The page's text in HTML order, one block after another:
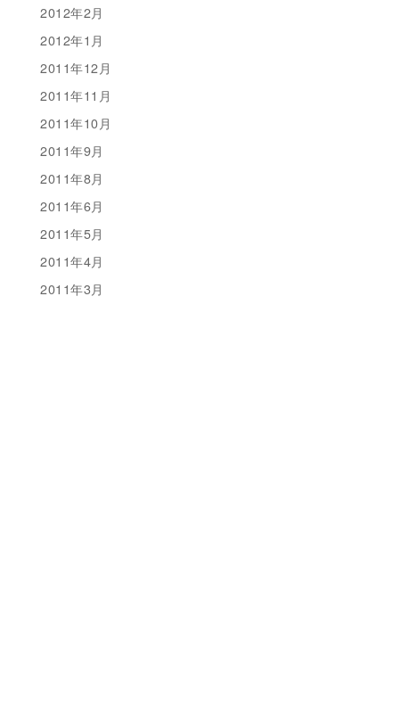
2012年2月
2012年1月
2011年12月
2011年11月
2011年10月
2011年9月
2011年8月
2011年6月
2011年5月
2011年4月
2011年3月